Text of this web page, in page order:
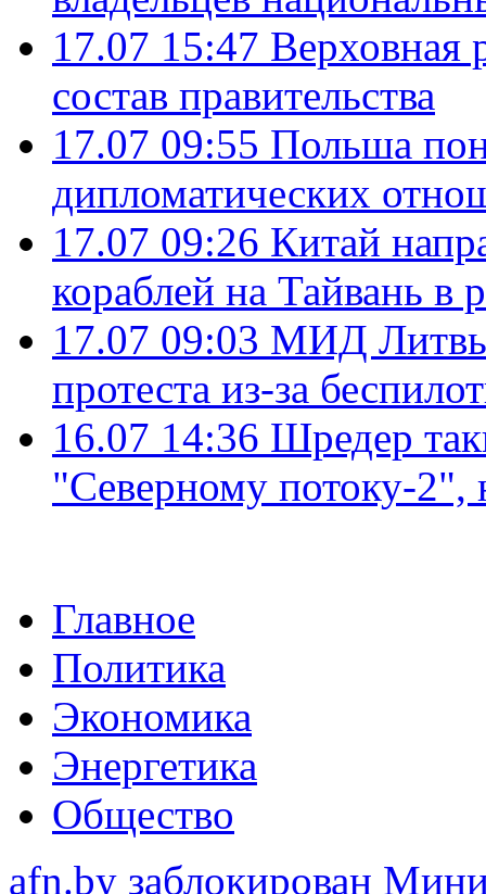
17.07 15:47 Верховная
состав правительства
17.07 09:55 Польша
дипломатических
17.07 09:26 Китай
кораблей на Тайвань в
17.07 09:03 МИД Литвы
протеста из-за
16.07 14:36 Шредер
"Северному потоку-2",
Главное
Политика
Экономика
Энергетика
Общество
afn.by заблокирован